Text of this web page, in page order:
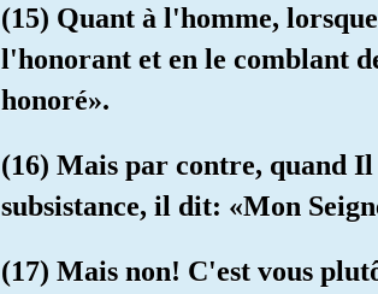
(15) Quant à l'homme,
l'honorant et en le comblant
honoré».
(16) Mais par contre, quand
subsistance, il dit: «Mon
(17) Mais non! C'est vous